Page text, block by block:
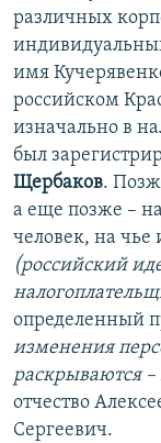
различных
имя
российском
изначально в
был
Щербаков.
а еще позже –
человек, на
(российский
определенный
изменения
раскрываются –
отчество
Сергеевич.